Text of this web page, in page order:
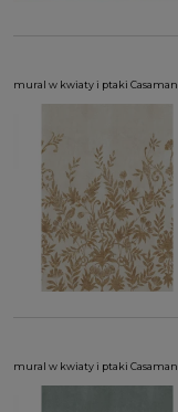
mural w kwiaty i ptaki
mural w kwiaty i ptaki